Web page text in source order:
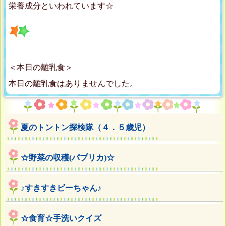
栄養成分といわれています☆
＜本日の離乳食＞
本日の離乳食はありませんでした。
夏のトントン探検隊（４．５歳児）
☆野菜の収穫(パプリカ)☆
♪すきすきビーちゃん♪
☆食育☆手洗いクイズ